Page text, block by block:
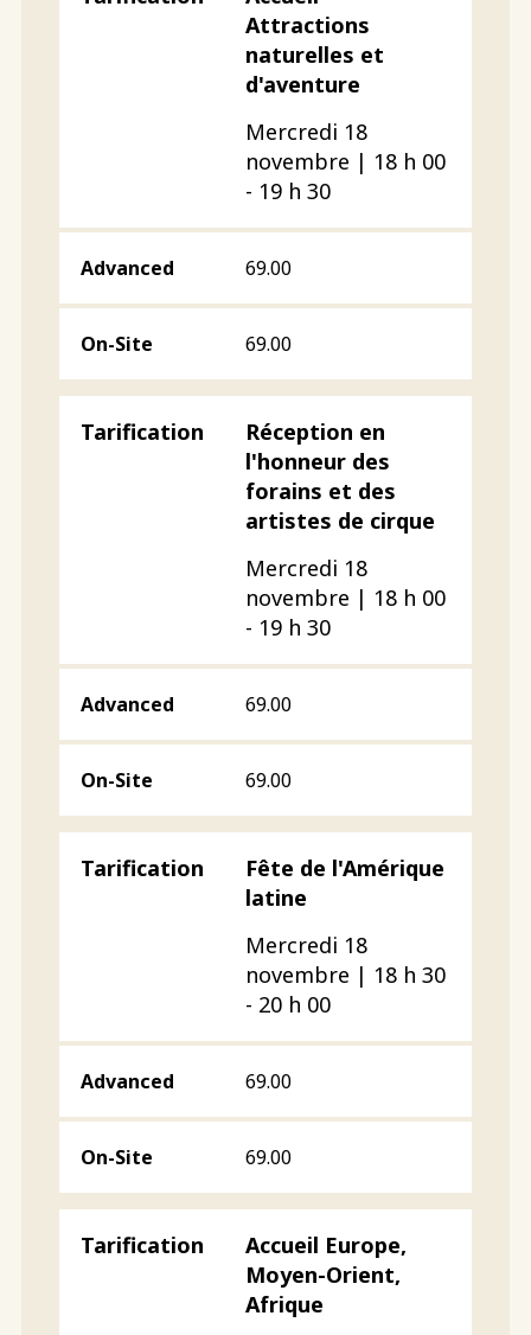
Attractions
naturelles et
d'aventure
Mercredi 18
novembre | 18 h 00
- 19 h 30
69.00
69.00
Réception en
l'honneur des
forains et des
artistes de cirque
Mercredi 18
novembre | 18 h 00
- 19 h 30
69.00
69.00
Fête de l'Amérique
latine
Mercredi 18
novembre | 18 h 30
- 20 h 00
69.00
69.00
Accueil Europe,
Moyen-Orient,
Afrique